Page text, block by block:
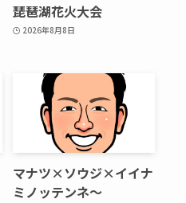
琵琶湖花火大会
2026年8月8日
マナツ×ソウジ×イイナ
ミノッテンネ～